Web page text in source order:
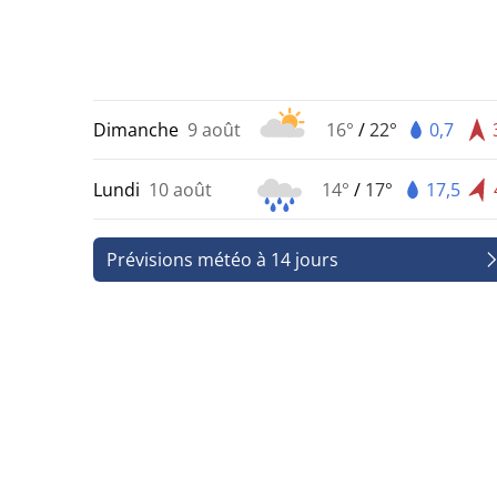
Dimanche 9 août 16° /22° 0,7
Lundi 10 août 14° / 17° 17,5
Prévisions météo à 14 jours